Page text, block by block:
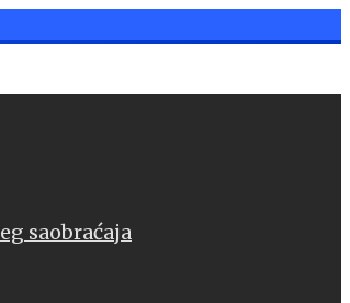
saobraćaja